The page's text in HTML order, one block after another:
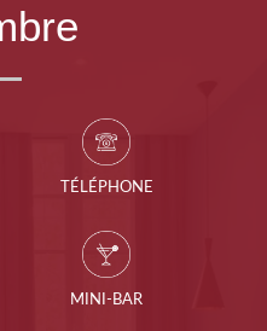
TÉLÉPHONE
MINI-BAR